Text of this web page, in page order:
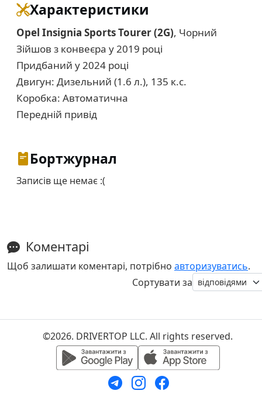
Характеристики
Opel Insignia Sports Tourer (2G), Чорний
Зійшов з конвеєра у 2019 році
Придбаний у 2024 році
Двигун: Дизельний (1.6 л.), 135 к.с.
Коробка: Автоматична
Передній привід
Бортжурнал
Записів ще немає :(
Коментарі
Щоб залишати коментарі, потрібно авторизуватись.
Сортувати за
©2026. DRIVERTOP LLC. All rights reserved.